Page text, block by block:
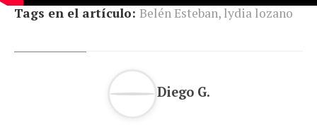
Tags en el artículo: Belén Esteban, lydia lozano
Diego G.